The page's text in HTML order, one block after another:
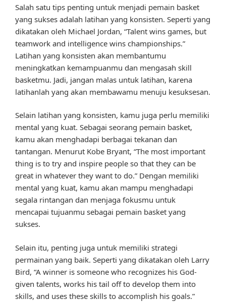
Salah satu tips penting untuk menjadi pemain basket
yang sukses adalah latihan yang konsisten. Seperti yang
dikatakan oleh Michael Jordan, “Talent wins games, but
teamwork and intelligence wins championships.”
Latihan yang konsisten akan membantumu
meningkatkan kemampuanmu dan mengasah skill
basketmu. Jadi, jangan malas untuk latihan, karena
latihanlah yang akan membawamu menuju kesuksesan.
Selain latihan yang konsisten, kamu juga perlu memiliki
mental yang kuat. Sebagai seorang pemain basket,
kamu akan menghadapi berbagai tekanan dan
tantangan. Menurut Kobe Bryant, “The most important
thing is to try and inspire people so that they can be
great in whatever they want to do.” Dengan memiliki
mental yang kuat, kamu akan mampu menghadapi
segala rintangan dan menjaga fokusmu untuk
mencapai tujuanmu sebagai pemain basket yang
sukses.
Selain itu, penting juga untuk memiliki strategi
permainan yang baik. Seperti yang dikatakan oleh Larry
Bird, “A winner is someone who recognizes his God-
given talents, works his tail off to develop them into
skills, and uses these skills to accomplish his goals.”